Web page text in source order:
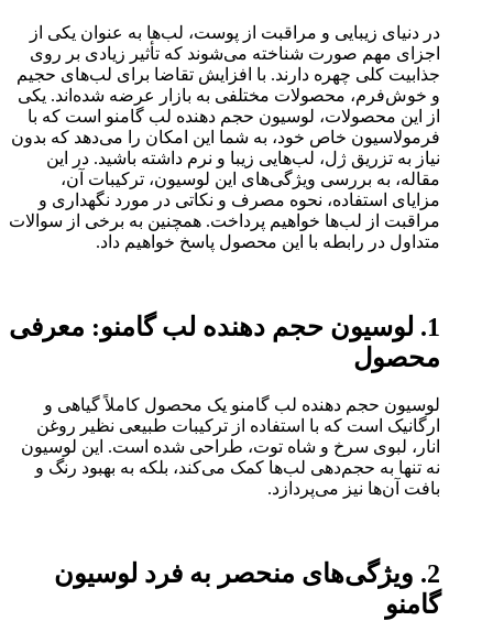
در دنیای زیبایی و مراقبت از پوست، لب‌ها به عنوان یکی از
اجزای مهم صورت شناخته می‌شوند که تأثیر زیادی بر روی
جذابیت کلی چهره دارند. با افزایش تقاضا برای لب‌های حجیم
و خوش‌فرم، محصولات مختلفی به بازار عرضه شده‌اند. یکی
از این محصولات، لوسیون حجم دهنده لب گامنو است که با
فرمولاسیون خاص خود، به شما این امکان را می‌دهد که بدون
نیاز به تزریق ژل، لب‌هایی زیبا و نرم داشته باشید. در این
مقاله، به بررسی ویژگی‌های این لوسیون، ترکیبات آن،
مزایای استفاده، نحوه مصرف و نکاتی در مورد نگهداری و
مراقبت از لب‌ها خواهیم پرداخت. همچنین به برخی از سوالات
متداول در رابطه با این محصول پاسخ خواهیم داد.
1. لوسیون حجم دهنده لب گامنو: معرفی
محصول
لوسیون حجم دهنده لب گامنو یک محصول کاملاً گیاهی و
ارگانیک است که با استفاده از ترکیبات طبیعی نظیر روغن
انار، لبوی سرخ و شاه توت، طراحی شده است. این لوسیون
نه تنها به حجم‌دهی لب‌ها کمک می‌کند، بلکه به بهبود رنگ و
بافت آن‌ها نیز می‌پردازد.
2. ویژگی‌های منحصر به فرد لوسیون
گامنو